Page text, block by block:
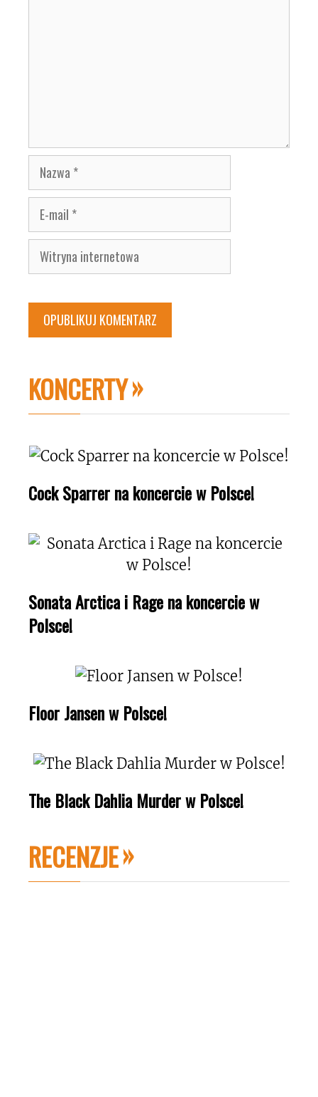
Nazwa
E-
mail
Witryna
internetowa
KONCERTY
Cock Sparrer na koncercie w Polsce!
Sonata Arctica i Rage na koncercie w
Polsce!
Floor Jansen w Polsce!
The Black Dahlia Murder w Polsce!
RECENZJE